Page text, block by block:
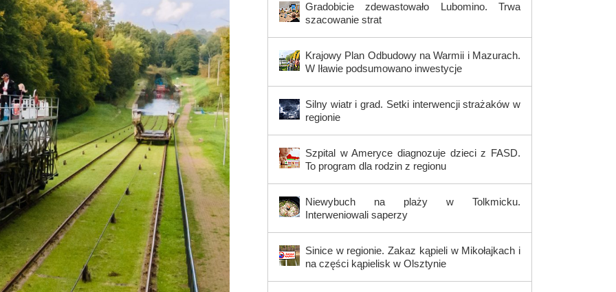
Gradobicie zdewastowało Lubomino. Trwa
szacowanie strat
Krajowy Plan Odbudowy na Warmii i Mazurach.
W Iławie podsumowano inwestycje
Silny wiatr i grad. Setki interwencji strażaków w
regionie
Szpital w Ameryce diagnozuje dzieci z FASD.
To program dla rodzin z regionu
Niewybuch na plaży w Tolkmicku.
Interweniowali saperzy
Sinice w regionie. Zakaz kąpieli w Mikołajkach i
na części kąpielisk w Olsztynie